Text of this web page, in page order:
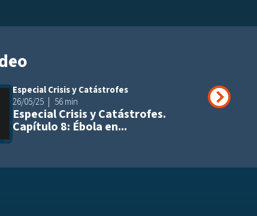
Añadir a
Especial Crisis y Catástrofes
26/05/25
56 min
Especial Crisis y Catástrofes.
Capítulo 8: Ébola en...